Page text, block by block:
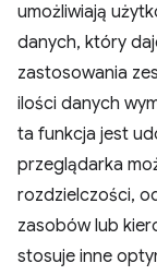
umożliwiają
danych, który
zastosowania
ilości danych
ta funkcja jest
przeglądarka
rozdzielczości,
zasobów lub
stosuje inne